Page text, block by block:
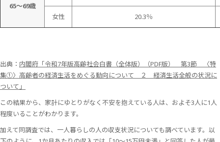
65～69歳
女性 20.3％
出典： 内閣府「令和7年版高齢社会白書（全体版）（PDF版） 第3節 〈特
集①〉高齢者の経済生活をめぐる動向について ２ 経済生活全般の状況に
ついて」
この結果から、家計にゆとりがなく不安を抱えている人は、およそ3人に1人
程度いることがわかります。
加えて同調査では、一人暮らしの人の収支状況についても調べています。以